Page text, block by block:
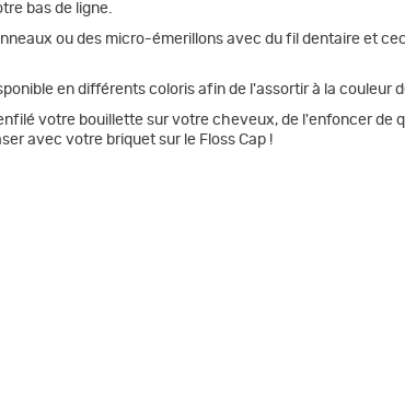
bas de ligne.
ou des micro-émerillons avec du fil dentaire et
en différents coloris afin de l'assortir à la couleur
votre bouillette sur votre cheveux, de l'enfoncer de
avec votre briquet sur le Floss Cap !